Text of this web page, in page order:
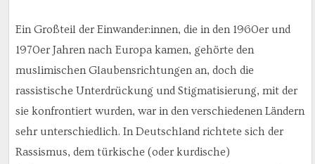
Ein Großteil der Einwander:innen, die in den 1960er und
1970er Jahren nach Europa kamen, gehörte den
muslimischen Glaubensrichtungen an, doch die
rassistische Unterdrückung und Stigmatisierung, mit der
sie konfrontiert wurden, war in den verschiedenen Ländern
sehr unterschiedlich. In Deutschland richtete sich der
Rassismus, dem türkische (oder kurdische)